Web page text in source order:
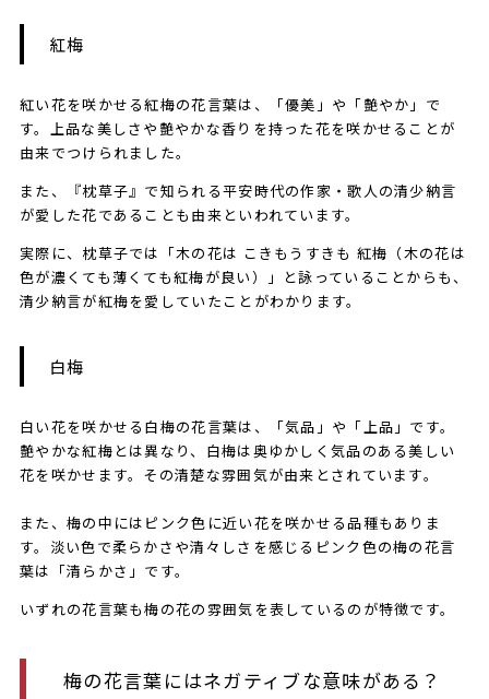
​​​紅梅
紅い花を咲かせる紅梅の花言葉は、「優美」や「艶やか」で
す。上品な美しさや艶やかな香りを持った花を咲かせることが
由来でつけられました。
また、『枕草子』で知られる平安時代の作家・歌人の清少納言
が愛した花であることも由来といわれています。
実際に、枕草子では「木の花は こきもうすきも 紅梅（木の花は
色が濃くても薄くても紅梅が良い）」と詠っていることからも、
清少納言が紅梅を愛していたことがわかります。
​​​白梅
白い花を咲かせる白梅の花言葉は、「気品」や「上品」です。
艶やかな紅梅とは異なり、白梅は奥ゆかしく気品のある美しい
花を咲かせます。その清楚な雰囲気が由来とされています。
また、梅の中にはピンク色に近い花を咲かせる品種もありま
す。淡い色で柔らかさや清々しさを感じるピンク色の梅の花言
葉は「清らかさ」です。
いずれの花言葉も梅の花の雰囲気を表しているのが特徴です。
梅の花言葉にはネガティブな意味がある？